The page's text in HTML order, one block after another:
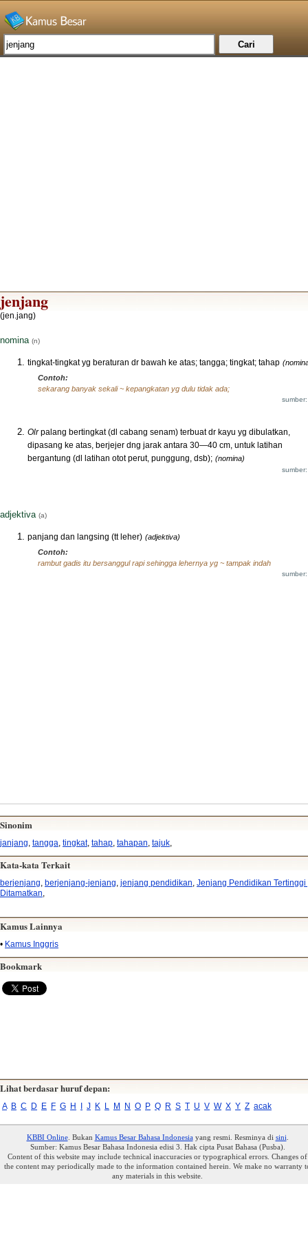
jenjang
(jen.jang)
nomina (n)
tingkat-tingkat yg beraturan dr bawah ke atas; tangga; tingkat; tahap
Contoh:
sekarang banyak sekali ~ kepangkatan yg dulu tidak ada;
Olrpalang bertingkat (dl cabang senam) terbuat dr kayu yg dibulatkan,
dipasang ke atas, berjejer dng jarak antara 30—40 cm, untuk latihan
bergantung (dl latihan otot perut, punggung, dsb); (nomina)
adjektiva (a)
panjang dan langsing (tt leher) (adjektiva)
Contoh:
rambut gadis itu bersanggul rapi sehingga lehernya yg ~ tampak indah
Sinonim
janjang tangga tingkat, tahap tahapan tajuk
Kata-kata Terkait
berjenjang, berjenjang-jenjang, jenjang pendidikan, Jenjang Pendidikan Tertinggi
Ditamatkan,
Kamus Lainnya
• Kamus Inggris
Bookmark
Lihat berdasar huruf depan:
A B C D E F G H I J K L M N O P Q R S T U V W X Y Z acak
KBBI Online. Bukan Kamus Besar Bahasa Indonesiayang resmi. Resminya di sini
Sumber: Kamus Besar Bahasa Indonesia edisi 3. Hak cipta Pusat Bahasa (Pusba).
Content of this website may include technical inaccuracies or typographical errors. Changes of
the content may periodically made to the information contained herein. We make no warranty
any materials in this website.